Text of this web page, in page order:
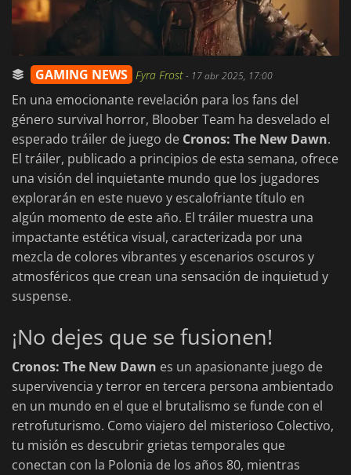
GAMING NEWS Fyra Frost- 17 abr 2025, 17:00
En una emocionante revelación para los fans del
género survival horror, Bloober Team ha desvelado el
esperado tráiler de juego de Cronos: The New Dawn.
El tráiler, publicado a principios de esta semana, ofrece
una visión del inquietante mundo que los jugadores
explorarán en este nuevo y escalofriante título en
algún momento de este año. El tráiler muestra una
impactante estética visual, caracterizada por una
mezcla de colores vibrantes y escenarios oscuros y
atmosféricos que crean una sensación de inquietud y
suspense.
¡No dejes que se fusionen!
Cronos: The New Dawn es un apasionante juego de
supervivencia y terror en tercera persona ambientado
en un mundo en el que el brutalismo se funde con el
retrofuturismo. Como viajero del misterioso Colectivo,
tu misión es descubrir grietas temporales que
conectan con la Polonia de los años 80, mientras